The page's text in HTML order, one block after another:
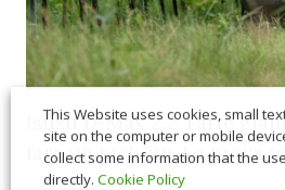
Isuzu D-Max 2.2, l’arte
fare un pick-up. La prova
This Website uses cookies, small
site on the computer or mobile
collect some information that the
directly. Cookie Policy